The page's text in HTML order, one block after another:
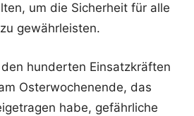
um die Sicherheit für alle
gewährleisten.
hunderten Einsatzkräften
Osterwochenende, das
habe, gefährliche